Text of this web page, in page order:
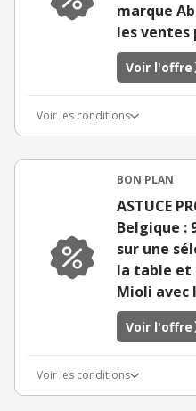
marque
les ventes
Voir l'offre
Voir les conditions
BON PLAN
ASTUCE
Belgique :
sur une
la table et
Mioli avec
Voir l'offre
Voir les conditions